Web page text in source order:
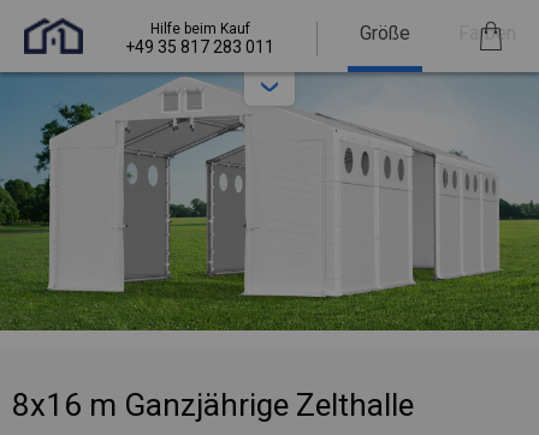
Hilfe beim Kauf
+49 35 817 283 011
Größe Farben
8x16 m Ganzjährige Zelthalle